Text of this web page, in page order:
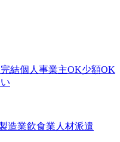
結個人事業主OK少額OK
造業飲食業 人材派遣